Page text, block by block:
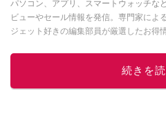
パソコン、アプリ、スマートウォッチな
ビューやセール情報を発信。専門家によ
ジェット好きの編集部員が厳選したお得
この
続きを